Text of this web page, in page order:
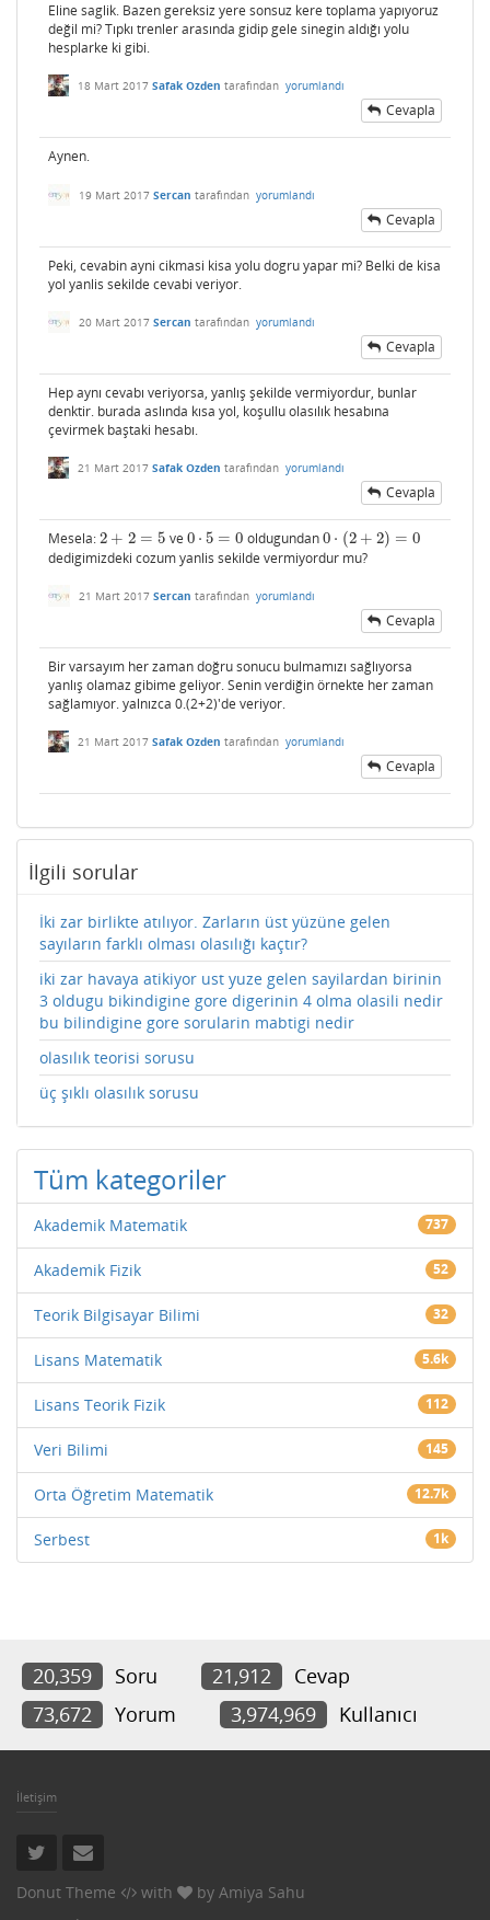
Eline saglik. Bazen gereksiz yere sonsuz kere toplama yapıyoruz
değil mi? Tıpkı trenler arasında gidip gele sinegin aldığı yolu
hesplarke ki gibi.
18 Mart 2017 Safak Ozden tarafından yorumlandı
Cevapla
Aynen.
19 Mart 2017 Sercan tarafından yorumlandı
Cevapla
Peki, cevabin ayni cikmasi kisa yolu dogru yapar mi? Belki de kisa
yol yanlis sekilde cevabi veriyor.
20 Mart 2017 Sercan tarafından yorumlandı
Cevapla
Hep aynı cevabı veriyorsa, yanlış şekilde vermiyordur, bunlar
denktir. burada aslında kısa yol, koşullu olasılık hesabına
çevirmek baştaki hesabı.
21 Mart 2017 Safak Ozden tarafından yorumlandı
Cevapla
Mesela:2 + 2 = 5
2 +2 =5 ve 0 ⋅ 5 = 0
0⋅ 5= 0 oldugundan0 ⋅ (2 + 2) = 0
0⋅ ( 2+2)= 0
dedigimizdeki cozum yanlis sekilde vermiyordur mu?
21 Mart 2017 Sercan tarafından yorumlandı
Cevapla
Bir varsayım her zaman doğru sonucu bulmamızı sağlıyorsa
yanlış olamaz gibime geliyor. Senin verdiğin örnekte her zaman
sağlamıyor. yalnızca 0.(2+2)'de veriyor.
21 Mart 2017 Safak Ozden tarafından yorumlandı
Cevapla
İlgili sorular
İki zar birlikte atılıyor. Zarların üst yüzüne gelen
sayıların farklı olması olasılığı kaçtır?
iki zar havaya atikiyor ust yuze gelen sayilardan birinin
3 oldugu bikindigine gore digerinin 4 olma olasili nedir
bu bilindigine gore sorularin mabtigi nedir
olasılık teorisi sorusu
üç şıklı olasılık sorusu
Tüm kategoriler
Akademik Matematik 737
Akademik Fizik 52
Teorik Bilgisayar Bilimi 32
Lisans Matematik 5.6k
Lisans Teorik Fizik 112
Veri Bilimi 145
Orta Öğretim Matematik 12.7k
Serbest 1k
20,359 Soru 21,912
Cevap
73,672
Yorum 3,974,969 Kullanıcı
İletişim
Donut Theme with by Amiya Sahu